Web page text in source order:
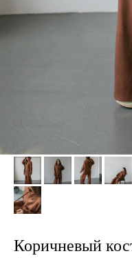
Коричневый